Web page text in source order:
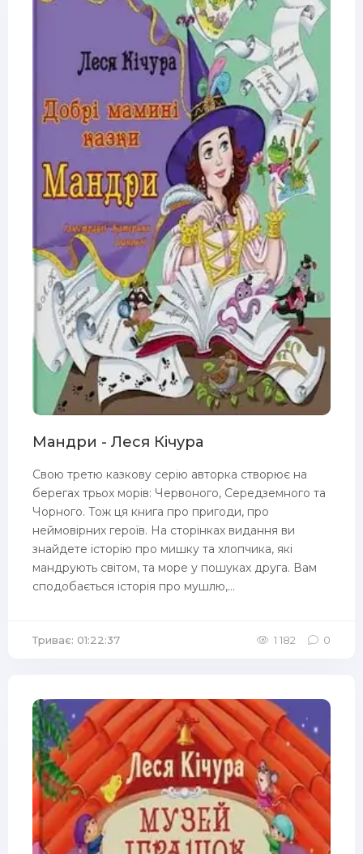
Мандри - Леся Кічура
Свою третю казкову серію авторка створює на
берегах трьох морів: Червоного, Середземного та
Чорного. Тож ця книга про пригоди, про
неймовірних героїв. На сторінках видання ви
знайдете історію про мишку та хлопчика, які
мандрують світом, та море у пошуках друга. Вам
сподобається історія про мушлю,...
Триває: 01:22:37 1 182 0